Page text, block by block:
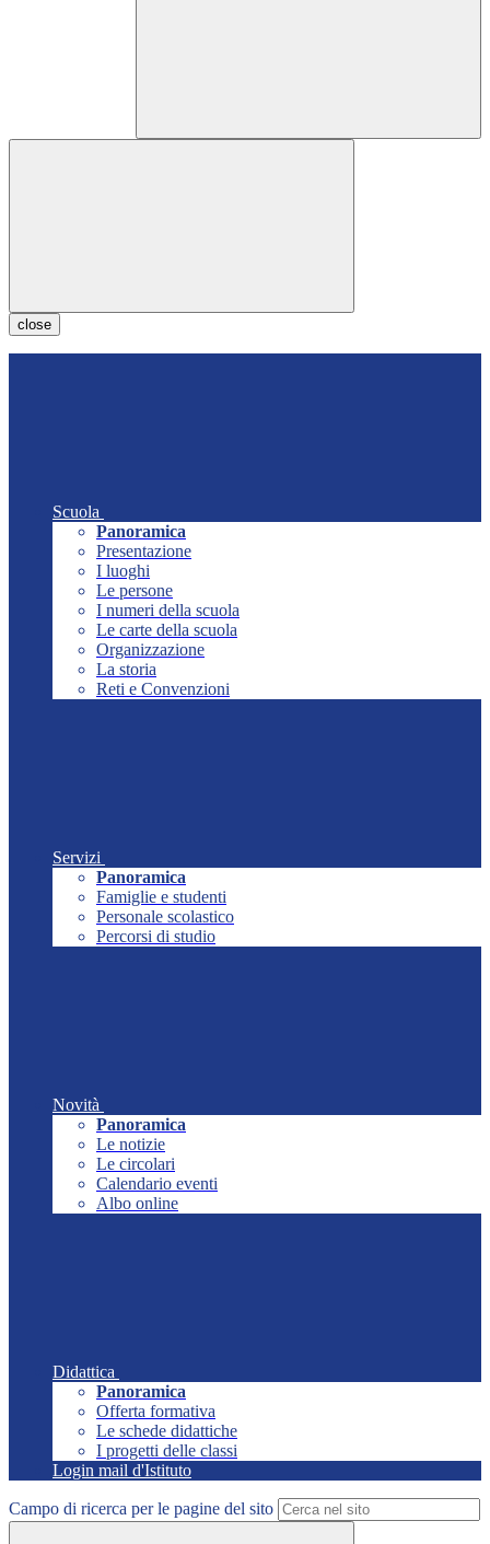
close
Scuola
Panoramica
Presentazione
I luoghi
Le persone
I numeri della scuola
Le carte della scuola
Organizzazione
La storia
Reti e Convenzioni
Servizi
Panoramica
Famiglie e studenti
Personale scolastico
Percorsi di studio
Novità
Panoramica
Le notizie
Le circolari
Calendario eventi
Albo online
Didattica
Panoramica
Offerta formativa
Le schede didattiche
I progetti delle classi
Login mail d'Istituto
Campo di ricerca per le pagine del sito